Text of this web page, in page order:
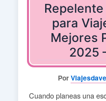
para
Mejores
2025
Por Viajesdave
Cuando planeas una